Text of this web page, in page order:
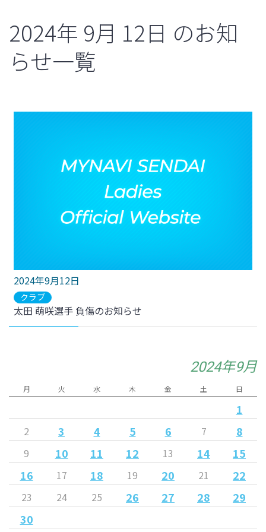
2024年 9月 12日 のお知
らせ一覧
2024年9月12日
クラブ
太田 萌咲選手 負傷のお知らせ
2024年9月
月 火 水 木 金 土 日
1
2 3 4 5 6 7 8
9 10 11 12 13 14
15
16
17 18 19 20 21 22
23 24 25 26 27 28
29
30